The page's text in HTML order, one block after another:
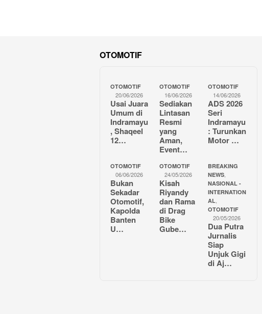
OTOMOTIF
OTOMOTIF
20/06/2026
Usai Juara
Umum di
Indramayu
, Shaqeel
12…
OTOMOTIF
16/06/2026
Sediakan
Lintasan
Resmi
yang
Aman,
Event…
OTOMOTIF
14/06/2026
ADS 2026
Seri
Indramayu
: Turunkan
Motor …
OTOMOTIF
06/06/2026
Bukan
Sekadar
Otomotif,
Kapolda
Banten
U…
OTOMOTIF
24/05/2026
Kisah
Riyandy
dan Rama
di Drag
Bike
Gube…
BREAKING
NEWS
NASIONAL -
INTERNATION
AL
OTOMOTIF
20/05/2026
Dua Putra
Jurnalis
Siap
Unjuk Gigi
di Aj…